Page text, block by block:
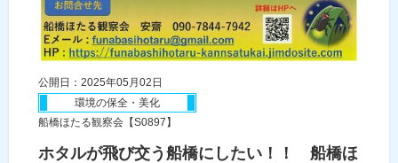
公開日：2025年05月02日
環境の保全・美化
船橋ほたる観察会【S0897】
ホタルが飛び交う船橋にしたい！！ 船橋ほ